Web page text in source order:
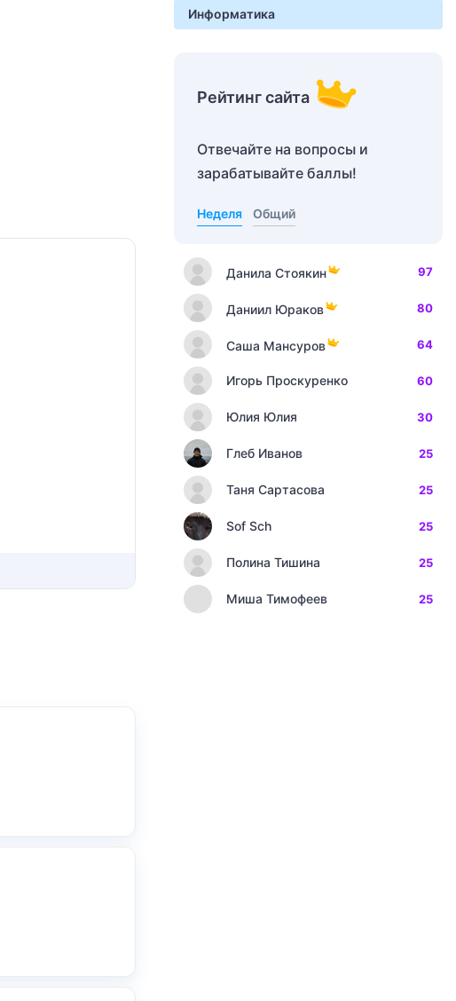
Информатика
Рейтинг сайта
Отвечайте на вопросы и
зарабатывайте баллы!
Неделя Общий
Данила Стоякин 97
Даниил Юраков 80
Саша Мансуров 64
Игорь Проскуренко 60
Юлия Юлия 30
Глеб Иванов 25
Таня Сартасова 25
Sof Sch 25
Полина Тишина 25
Миша Тимофеев 25